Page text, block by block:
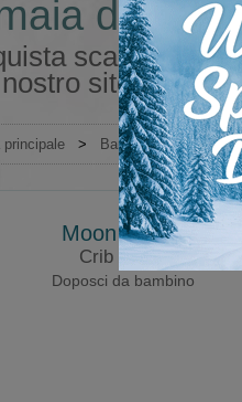
di
scarpe
sito
principale > Bambino > Scarpe
Moon Boot®
Crib Nylon
Doposci da bambino